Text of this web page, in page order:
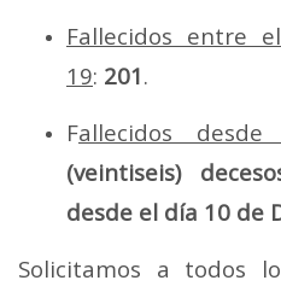
Fallecidos entre
19: 201.
Fallecidos
(veintiseis)
desde el día 10 de
Solicitamos a todos